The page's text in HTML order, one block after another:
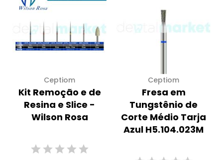
Ceptiom
Kit Remoção e de
Resina e Slice -
Wilson Rosa
Ceptiom
Fresa em
Tungstênio de
Corte Médio Tarja
Azul H5.104.023M